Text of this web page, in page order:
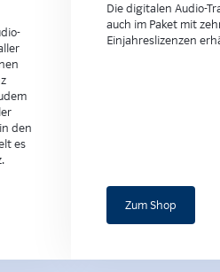
den
es
Die digitalen Audio-
auch im Paket mit
Einjahreslizenzen
Zum Shop